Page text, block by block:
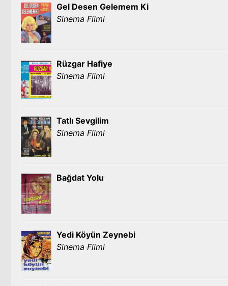
Gel Desen Gelemem Ki
Sinema Filmi
Rüzgar Hafiye
Sinema Filmi
Tatlı Sevgilim
Sinema Filmi
Bağdat Yolu
Yedi Köyün Zeynebi
Sinema Filmi